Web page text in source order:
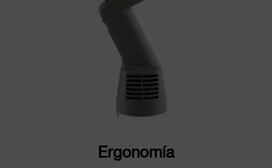
Ergonomía